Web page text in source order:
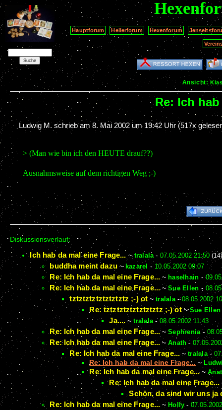
Hauptforum Heilerforum Hexenforum
Ansicht:
Re: Ich
Ludwig M. schrieb am8. Mai 2002 um 19:42 Uhr (517x
> (Man wie bin ich den HEUTE drauf??)
Ausnahmsweise auf dem richtigen Weg ;-)
Diskussionsverlauf:
Ich hab da mal eine Frage... ~ tralala-07.05.2002 21:50
buddha meint dazu~ kazarel - 10.05.2002 09:07
Re: Ich hab da mal eine Frage...~ haselhain -
Re: Ich hab da mal eine Frage...~Sue Ellen-
tztztztztztztztztz ;-) ot ~tralala-08.05.2002
Re: tztztztztztztztztz ;-) ot~Sue Ellen
Ja.... ~tralala-08.05.2002 11:43
Re: Ich hab da mal eine Frage...~Sephrenia-
Re: Ich hab da mal eine Frage... ~Anath -
Re: Ich hab da mal eine Frage...~tralala-
Re: Ich hab da mal eine Frage... ~
Re: Ich hab da mal eine Frage... ~
Re: Ich hab da mal eine Frage...
Schön, da sind wir uns ja
Re: Ich hab da mal eine Frage... ~ Holly -